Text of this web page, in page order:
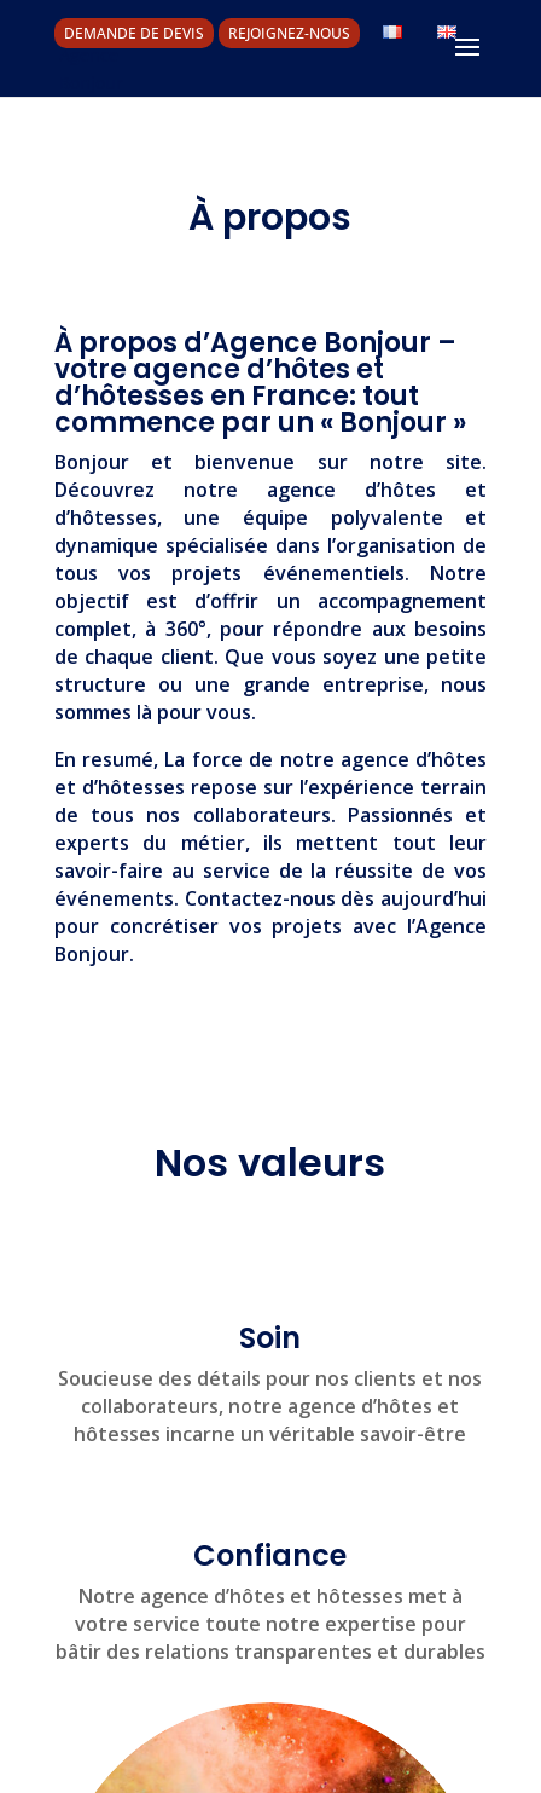
DEMANDE DE DEVIS REJOIGNEZ-NOUS
À propos
À propos d’Agence Bonjour –
votre agence d’hôtes et
d’hôtesses en France: tout
commence par un « Bonjour »
Bonjour et bienvenue sur notre site.
Découvrez notre agence d’hôtes et
d’hôtesses, une équipe polyvalente et
dynamique spécialisée dans l’organisation de
tous vos projets événementiels. Notre
objectif est d’offrir un accompagnement
complet, à 360°, pour répondre aux besoins
de chaque client. Que vous soyez une petite
structure ou une grande entreprise, nous
sommes là pour vous.
En resumé, La force de notre agence d’hôtes
et d’hôtesses repose sur l’expérience terrain
de tous nos collaborateurs. Passionnés et
experts du métier, ils mettent tout leur
savoir-faire au service de la réussite de vos
événements. Contactez-nous dès aujourd’hui
pour concrétiser vos projets avec l’Agence
Bonjour.
Nos valeurs
Soin
Soucieuse des détails pour nos clients et nos
collaborateurs, notre agence d’hôtes et
hôtesses incarne un véritable savoir-être
Confiance
Notre agence d’hôtes et hôtesses met à
votre service toute notre expertise pour
bâtir des relations transparentes et durables